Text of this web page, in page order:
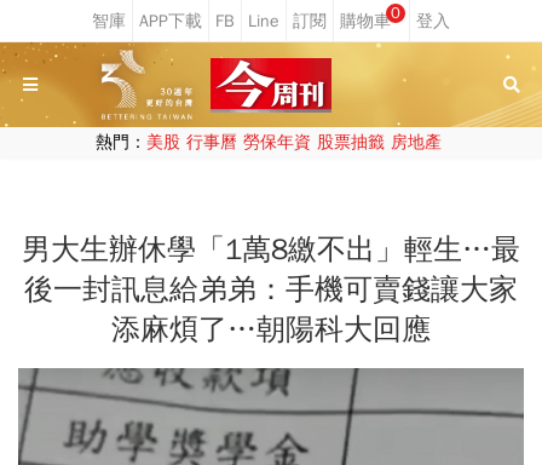
0
熱門： 美股 行事曆 勞保年資 股票抽籤 房地產
男大生辦休學「1萬8繳不出」輕生…最
後一封訊息給弟弟：手機可賣錢讓大家
添麻煩了…朝陽科大回應